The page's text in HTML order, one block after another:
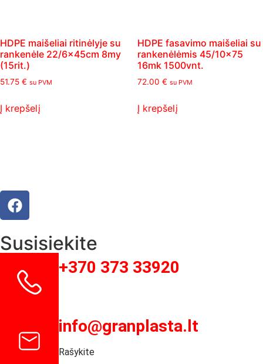
HDPE maišeliai ritinėlyje su
rankenėle 22/6x45cm 8my
(15rit.)
51.75 € su PVM
Į krepšelį
HDPE fasavimo maišeliai su
rankenėlėmis 45/10×75
16mk 1500vnt.
72.00 € su PVM
Į krepšelį
Susisiekite
+370 373 33920
info@granplasta.lt
Rašykite